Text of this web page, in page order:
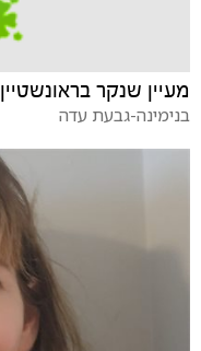
מעיין שנקר בראונשטיין
בנימינה-גבעת עדה